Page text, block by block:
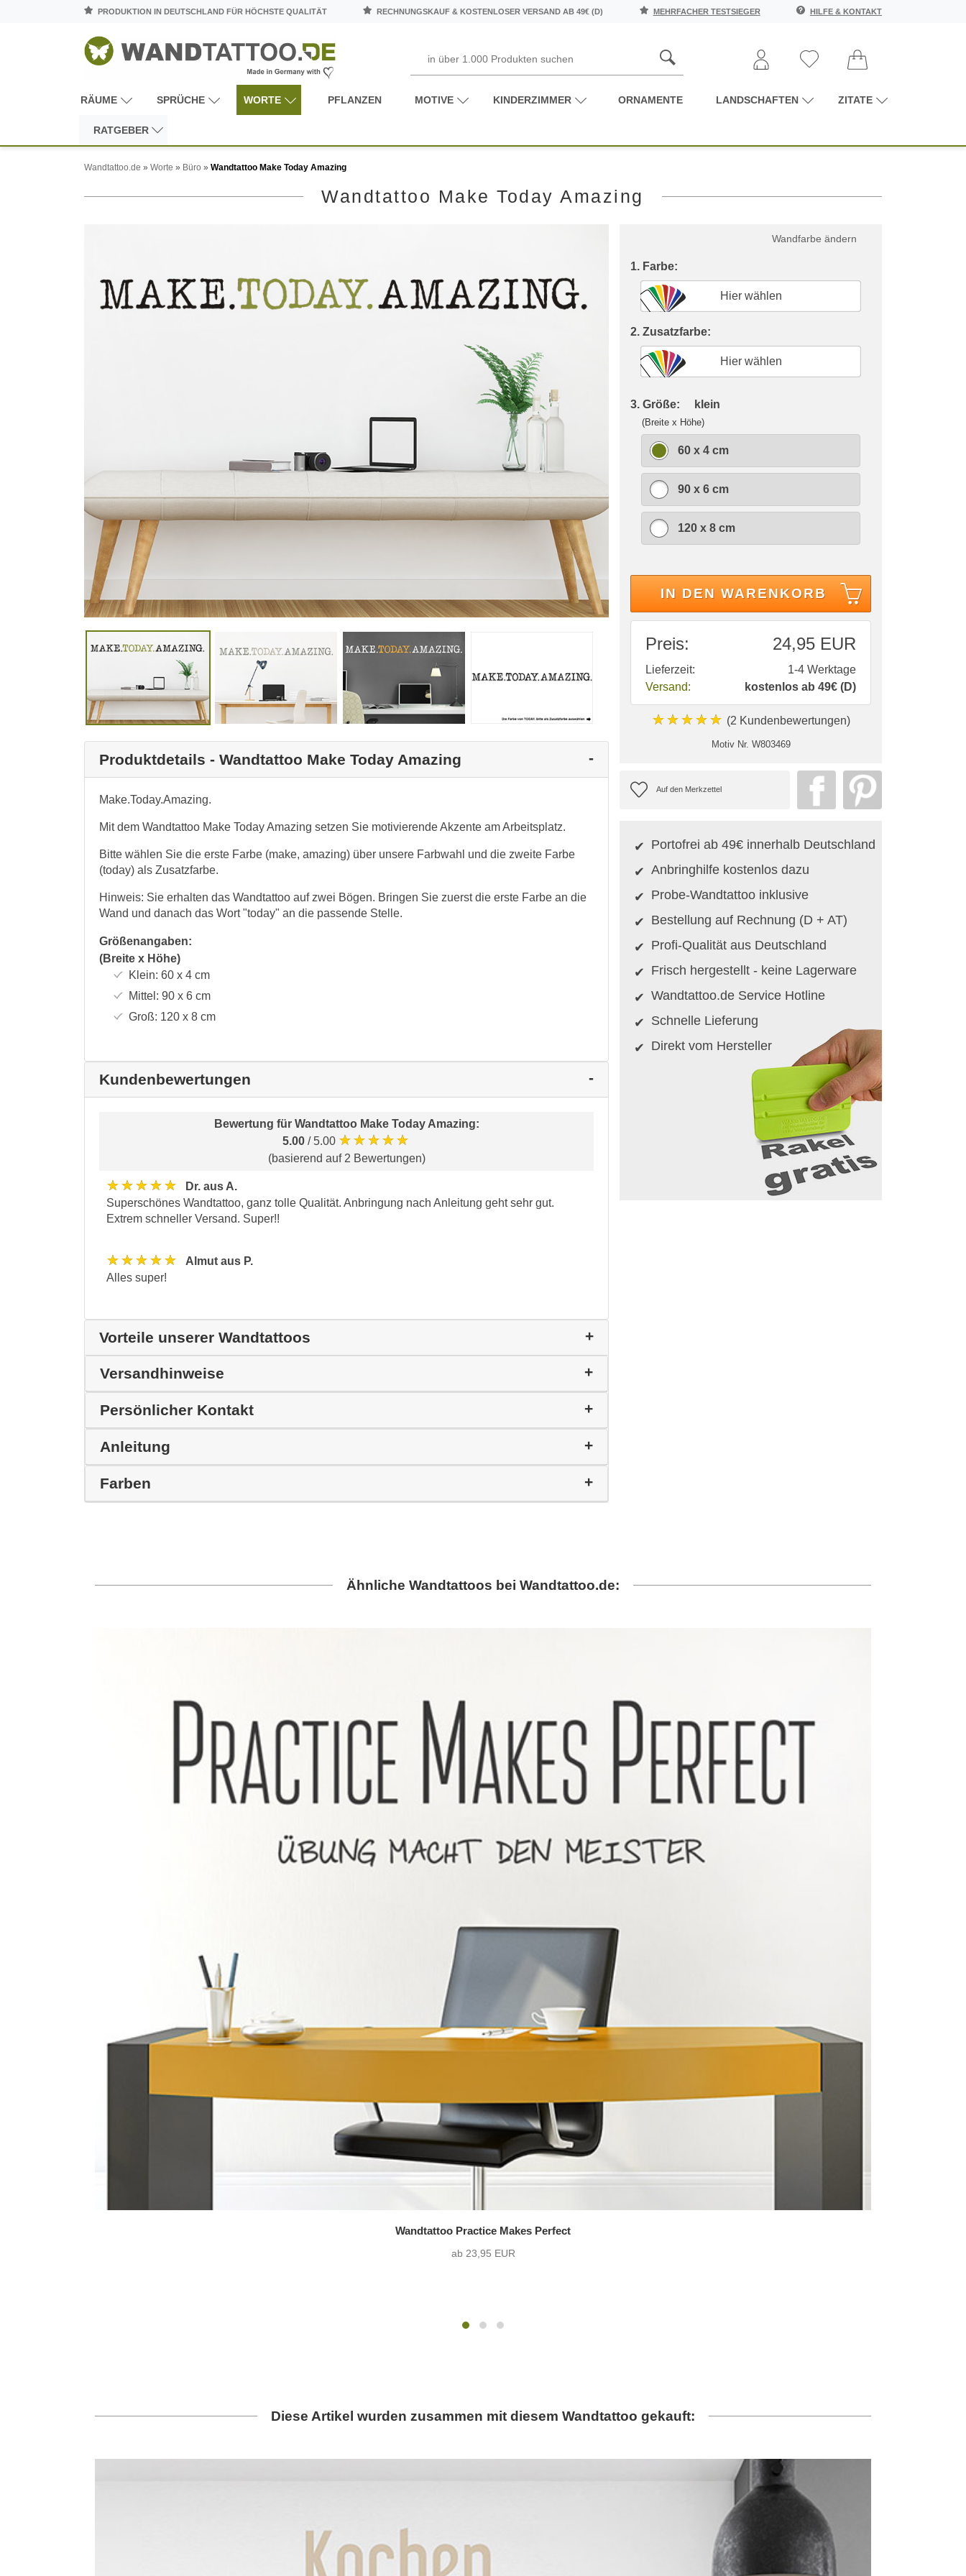
PRODUKTION IN DEUTSCHLAND FÜR HÖCHSTE QUALITÄT RECHNUNGSKAUF & KOSTENLOSER VERSAND AB 49€ (D) MEHRFACHER TESTSIEGER HILFE & KONTAKT
RÄUME SPRÜCHE WORTE PFLANZEN MOTIVE KINDERZIMMER ORNAMENTE LANDSCHAFTEN ZITATE
RATGEBER
Wandtattoo.de » Worte » Büro » Wandtattoo Make Today Amazing
Wandtattoo Make Today Amazing
Produktdetails - Wandtattoo Make Today Amazing
Make.Today.Amazing.
Mit dem Wandtattoo Make Today Amazing setzen Sie motivierende Akzente am Arbeitsplatz.
Bitte wählen Sie die erste Farbe (make, amazing) über unsere Farbwahl und die zweite Farbe
(today) als Zusatzfarbe.
Hinweis: Sie erhalten das Wandtattoo auf zwei Bögen. Bringen Sie zuerst die erste Farbe an die
Wand und danach das Wort "today" an die passende Stelle.
Größenangaben:
(Breite x Höhe)
Klein: 60 x 4cm
Mittel: 90 x 6cm
Groß: 120 x 8cm
Kundenbewertungen
Bewertung für Wandtattoo Make Today Amazing:
5.00 / 5.00 ★★★★★
(basierend auf 2 Bewertungen)
★★★★★
Dr. aus A.
Superschönes Wandtattoo, ganz tolle Qualität. Anbringung nach Anleitung geht sehr gut.
Extrem schneller Versand. Super!!
★★★★★
Almut aus P.
Alles super!
Vorteile unserer Wandtattoos
Versandhinweise
Persönlicher Kontakt
Anleitung
Farben
Wandfarbe ändern
1. Farbe:
Hier wählen
2. Zusatzfarbe:
Hier wählen
3. Größe: klein
(Breite x Höhe)
60 x 4 cm
90 x 6 cm
120 x 8 cm
IN DEN WARENKORB
Preis: 24,95 EUR
Lieferzeit:
1-4 Werktage
Versand:
kostenlos ab 49€ (D)
★★★★★ (2 Kundenbewertungen)
Motiv Nr. W803469
Portofrei ab 49€ innerhalb Deutschland
Anbringhilfe kostenlos dazu
Probe-Wandtattoo inklusive
Bestellung auf Rechnung (D + AT)
Profi-Qualität aus Deutschland
Frisch hergestellt - keine Lagerware
Wandtattoo.de Service Hotline
Schnelle Lieferung
Direkt vom Hersteller
Ähnliche Wandtattoos bei Wandtattoo.de:
Wandtattoo Practice Makes Perfect
ab 23,95 EUR
Diese Artikel wurden zusammen mit diesem Wandtattoo gekauft: